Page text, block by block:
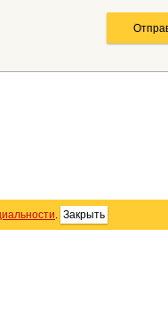
. Закрыть